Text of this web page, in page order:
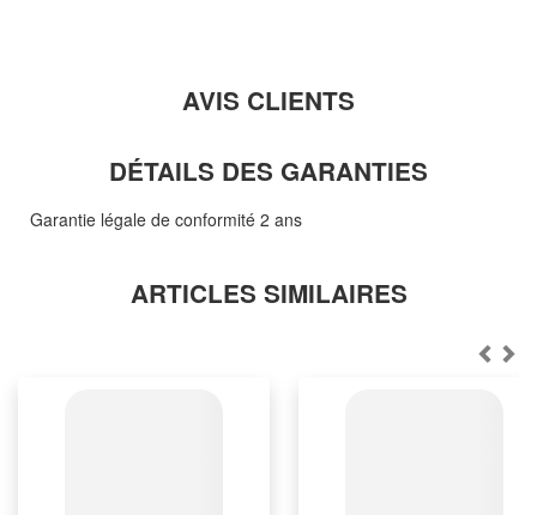
AVIS CLIENTS
DÉTAILS DES GARANTIES
Garantie légale de conformité 2 ans
ARTICLES SIMILAIRES